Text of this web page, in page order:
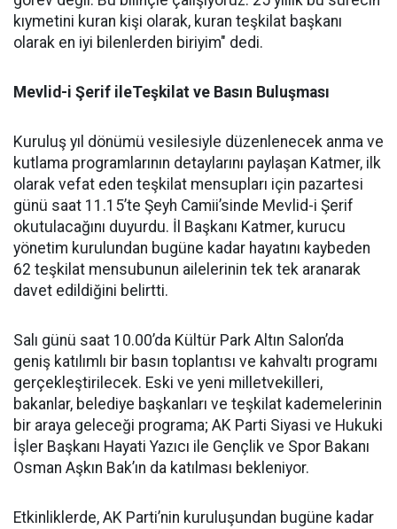
kıymetini kuran kişi olarak, kuran teşkilat başkanı
olarak en iyi bilenlerden biriyim" dedi.
Mevlid-i Şerif ileTeşkilat ve Basın Buluşması
Kuruluş yıl dönümü vesilesiyle düzenlenecek anma ve
kutlama programlarının detaylarını paylaşan Katmer, ilk
olarak vefat eden teşkilat mensupları için pazartesi
günü saat 11.15’te Şeyh Camii’sinde Mevlid-i Şerif
okutulacağını duyurdu. İl Başkanı Katmer, kurucu
yönetim kurulundan bugüne kadar hayatını kaybeden
62 teşkilat mensubunun ailelerinin tek tek aranarak
davet edildiğini belirtti.
Salı günü saat 10.00’da Kültür Park Altın Salon’da
geniş katılımlı bir basın toplantısı ve kahvaltı programı
gerçekleştirilecek. Eski ve yeni milletvekilleri,
bakanlar, belediye başkanları ve teşkilat kademelerinin
bir araya geleceği programa; AK Parti Siyasi ve Hukuki
İşler Başkanı Hayati Yazıcı ile Gençlik ve Spor Bakanı
Osman Aşkın Bak’ın da katılması bekleniyor.
Etkinliklerde, AK Parti’nin kuruluşundan bugüne kadar